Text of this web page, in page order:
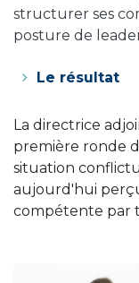
structurer ses
posture de
Le résultat
La directrice
première ronde
situation
aujourd'hui
compétente par